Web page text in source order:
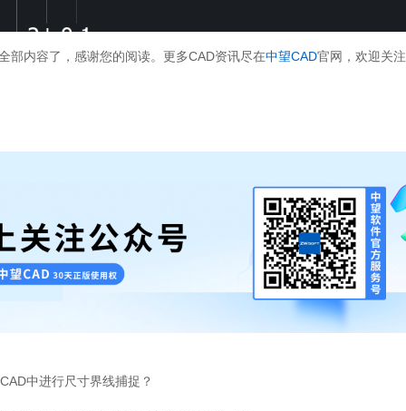
部内容了，感谢您的阅读。更多CAD资讯尽在中望CAD官网，欢迎关
中进行尺寸界线捕捉？